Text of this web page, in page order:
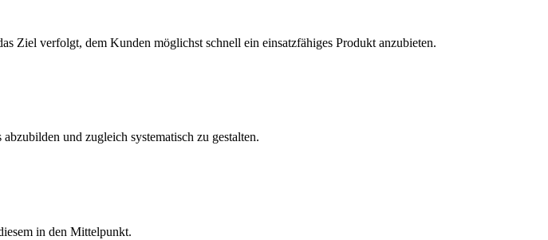
Ziel verfolgt, dem Kunden möglichst schnell ein einsatzfähiges Produkt anzubieten.
und zugleich systematisch zu gestalten.
in den Mittelpunkt.